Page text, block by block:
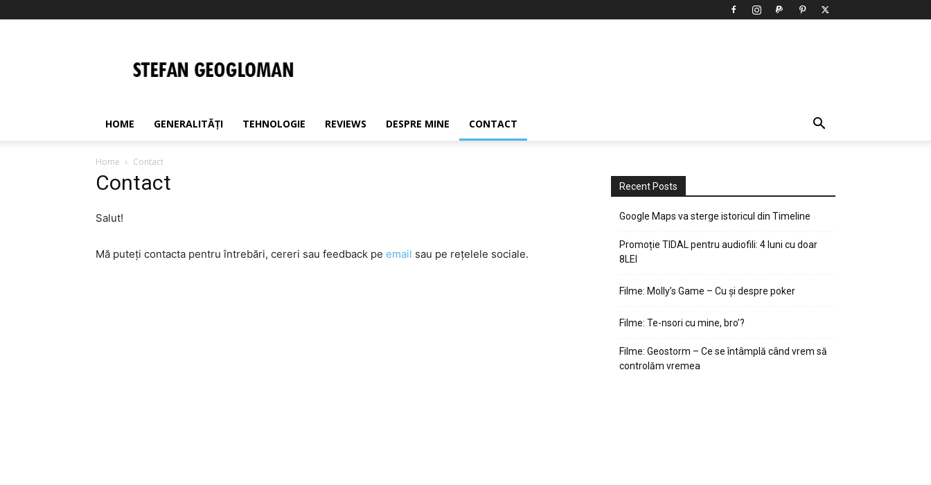
Geogloman
HOME GENERALITĂȚI TEHNOLOGIE REVIEWS DESPRE MINE CONTACT
Home Contact
Contact
Salut!
Mă puteți contacta pentru întrebări, cereri sau feedback pe email sau pe rețelele sociale.
Recent Posts
Google Maps va sterge istoricul din Timeline
Promoție TIDAL pentru audiofili: 4 luni cu doar
8LEI
Filme: Molly’s Game – Cu și despre poker
Filme: Te-nsori cu mine, bro’?
Filme: Geostorm – Ce se întâmplă când vrem să
controlăm vremea